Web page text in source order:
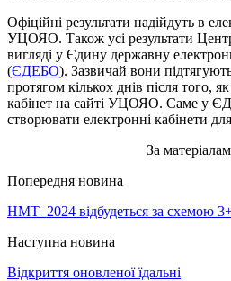
Офіційні результати надійдуть в
УЦОЯО. Також усі результати
вигляді у Єдину державну
(ЄДЕБО). Зазвичай вони
протягом кількох днів після того,
кабінет на сайті УЦОЯО. Саме у
створювати електронні кабінети
За
Попередня новина
НМТ–2024 відбудеться за схемою
Наступна новина
Відкриття оновленої їдальні